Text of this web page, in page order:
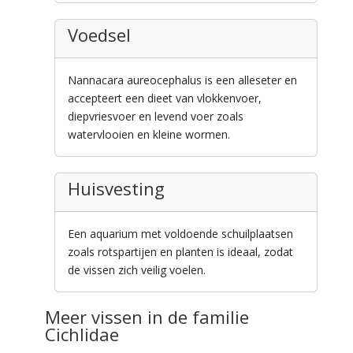
Voedsel
Nannacara aureocephalus is een alleseter en
accepteert een dieet van vlokkenvoer,
diepvriesvoer en levend voer zoals
watervlooien en kleine wormen.
Huisvesting
Een aquarium met voldoende schuilplaatsen
zoals rotspartijen en planten is ideaal, zodat
de vissen zich veilig voelen.
Meer vissen in de familie
Cichlidae